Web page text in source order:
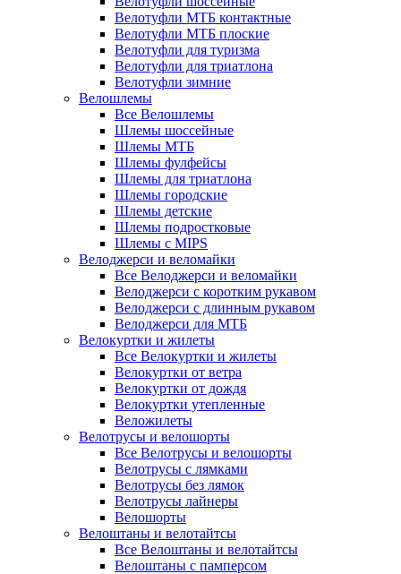
Велотуфли МТБ контактные
Велотуфли МТБ плоские
Велотуфли для туризма
Велотуфли для триатлона
Велотуфли зимние
Велошлемы
Все Велошлемы
Шлемы шоссейные
Шлемы МТБ
Шлемы фулфейсы
Шлемы для триатлона
Шлемы городские
Шлемы детские
Шлемы подростковые
Шлемы с MIPS
Велоджерси и веломайки
Все Велоджерси и веломайки
Велоджерси с коротким рукавом
Велоджерси с длинным рукавом
Велоджерси для МТБ
Велокуртки и жилеты
Все Велокуртки и жилеты
Велокуртки от ветра
Велокуртки от дождя
Велокуртки утепленные
Веложилеты
Велотрусы и велошорты
Все Велотрусы и велошорты
Велотрусы с лямками
Велотрусы без лямок
Велотрусы лайнеры
Велошорты
Велоштаны и велотайтсы
Все Велоштаны и велотайтсы
Велоштаны с памперсом